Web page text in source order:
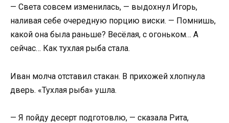
— Света совсем изменилась, — выдохнул Игорь,
наливая себе очередную порцию виски. — Помнишь,
какой она была раньше? Весёлая, с огоньком… А
сейчас… Как тухлая рыба стала.
Иван молча отставил стакан. В прихожей хлопнула
дверь. «Тухлая рыба» ушла.
— Я пойду десерт подготовлю, — сказала Рита,